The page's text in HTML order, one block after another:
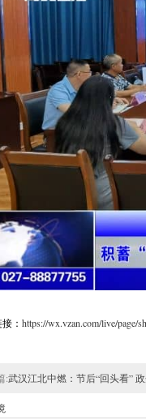
： https://wx.vzan.com/live/page/
:武汉江北中燃：节后“回头看”